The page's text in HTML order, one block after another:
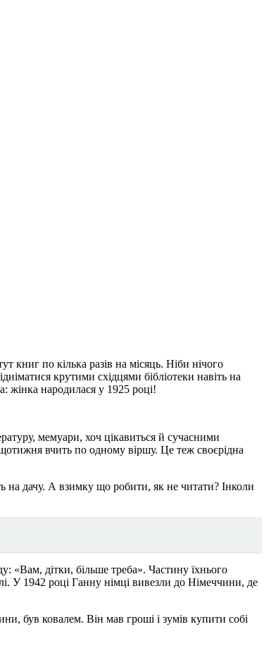
книг по кілька разів на місяць. Ніби нічого
крутими східцями бібліотеки навіть на
жінка народилася у 1925 році!
мемуари, хоч цікавиться й сучасними
вчить по одному віршу. Це теж своєрідна
на дачу. А взимку що робити, як не читати? Інколи
«Вам, дітки, більше треба». Частину їхнього
У 1942 році Ганну німці вивезли до Німеччини, де
був ковалем. Він мав гроші і зумів купити собі